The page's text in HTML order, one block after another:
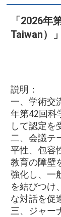
「2026
Taiwan）
説明：
一、学術交
年第42回科
して認定を
二、会議テ
平性、包容
教育の障壁
強化し、一
を結びつけ
な対話を促
三、ジャー